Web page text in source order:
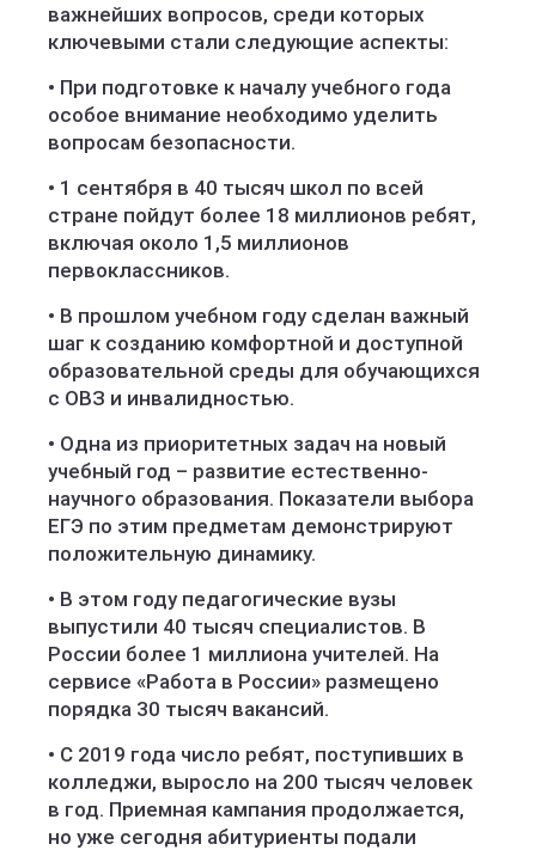
важнейших вопросов, среди которых
ключевыми стали следующие аспекты:
• При подготовке к началу учебного года
особое внимание необходимо уделить
вопросам безопасности.
• 1 сентября в 40 тысяч школ по всей
стране пойдут более 18 миллионов ребят,
включая около 1,5 миллионов
первоклассников.
• В прошлом учебном году сделан важный
шаг к созданию комфортной и доступной
образовательной среды для обучающихся
с ОВЗ и инвалидностью.
• Одна из приоритетных задач на новый
учебный год – развитие естественно-
научного образования. Показатели выбора
ЕГЭ по этим предметам демонстрируют
положительную динамику.
• В этом году педагогические вузы
выпустили 40 тысяч специалистов. В
России более 1 миллиона учителей. На
сервисе «Работа в России» размещено
порядка 30 тысяч вакансий.
• С 2019 года число ребят, поступивших в
колледжи, выросло на 200 тысяч человек
в год. Приемная кампания продолжается,
но уже сегодня абитуриенты подали